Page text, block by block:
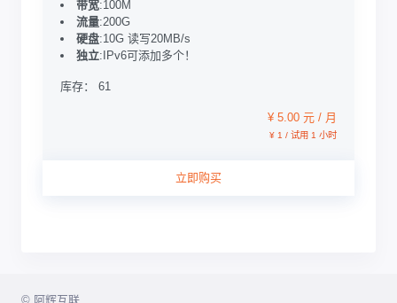
带宽:100M
流量:200G
硬盘:10G 读写20MB/s
独立:IPv6可添加多个！
库存： 61
¥ 5.00 元 / 月
¥ 1 / 试用 1 小时
立即购买
© 阿辉互联.